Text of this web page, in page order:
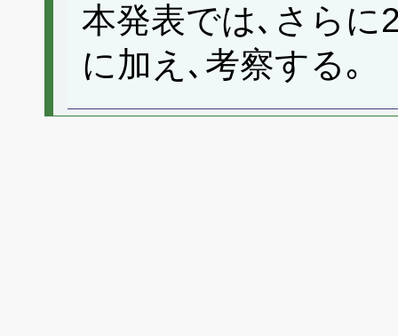
本発表では､さらに
に加え､考察する｡